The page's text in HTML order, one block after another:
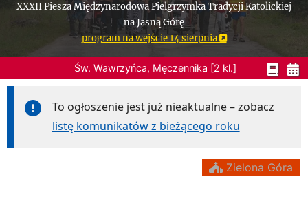
XXXII Piesza Międzynarodowa Pielgrzymka Tradycji Katolickiej
na Jasną Górę
program na wejście 14 sierpnia
Św. Wawrzyńca, Męczennika [2 kl.]
To ogłoszenie jest już nieaktualne – zobacz
listę komunikatów z bieżącego roku
Zielona Góra